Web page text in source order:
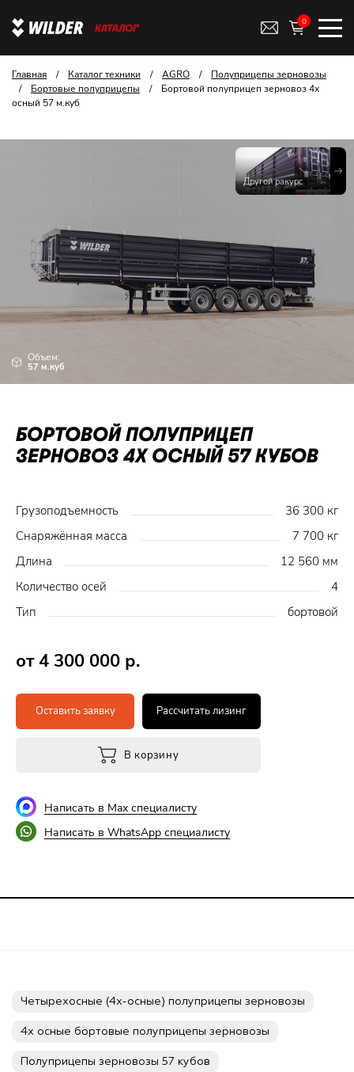
КАТАЛОГ
0
Главная / Каталог техники / AGRO /
Полуприцепы зерновозы
/
Бортовые полуприцепы /
Бортовой полуприцеп зерновоз 4х
осный 57 м.куб
Другой ракурс
Объем:
57 м.куб
БОРТОВОЙ ПОЛУПРИЦЕП
ЗЕРНОВОЗ 4Х ОСНЫЙ 57 КУБОВ
Грузоподъемность
36 300 кг
Снаряжённая масса
7 700 кг
Длина
12 560 мм
Количество осей
4
Тип
бортовой
от 4 300 000 р.
Оставить заявку Рассчитать лизинг
В корзину
Написать в Max специалисту
Написать в WhatsApp специалисту
Четырехосные (4х-осные) полуприцепы зерновозы
4х осные бортовые полуприцепы зерновозы
Полуприцепы зерновозы 57 кубов